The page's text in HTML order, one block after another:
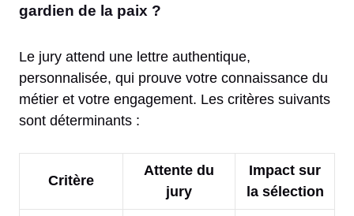
gardien de la paix ?
Le jury attend une lettre authentique,
personnalisée, qui prouve votre connaissance du
métier et votre engagement. Les critères suivants
sont déterminants :
Critère
Attente du
jury
Impact sur
la sélection